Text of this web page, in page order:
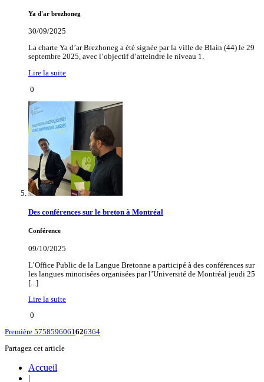
Ya d'ar brezhoneg
30/09/2025
La charte Ya d’ar Brezhoneg a été signée par la ville de Blain (44) le 29
septembre 2025, avec l’objectif d’atteindre le niveau 1.
Lire la suite
0
Des conférences sur le breton à Montréal
Conférence
09/10/2025
L’Office Public de la Langue Bretonne a participé à des conférences sur
les langues minorisées organisées par l’Université de Montréal jeudi 25
[...]
Lire la suite
0
Première 5758596061626364
Partagez cet article
Accueil
|